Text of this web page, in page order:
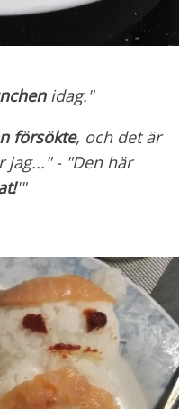
idag."
försökte, och det är
jag..." - "Den här
'"